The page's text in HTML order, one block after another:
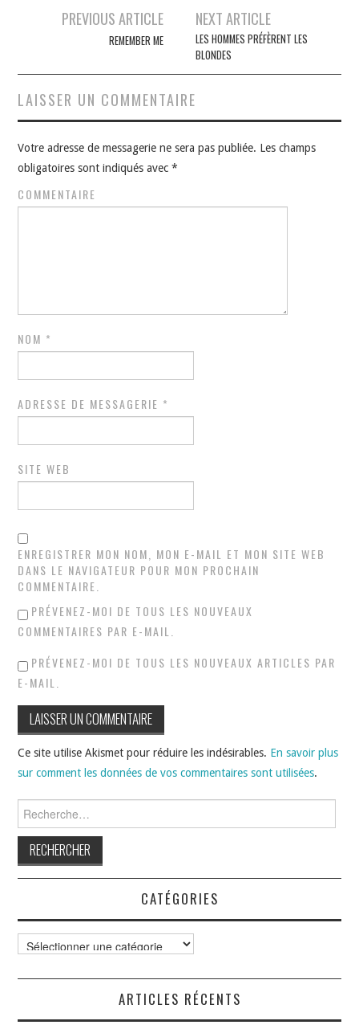
Navigation
PREVIOUS ARTICLE
REMEMBER ME
NEXT ARTICLE
LES HOMMES PRÉFÈRENT LES
BLONDES
LAISSER UN COMMENTAIRE
Votre adresse de messagerie ne sera pas publiée. Les champs
obligatoires sont indiqués avec*
COMMENTAIRE
NOM *
ADRESSE DE MESSAGERIE *
SITE WEB
ENREGISTRER MON NOM, MON E-MAIL ET MON SITE WEB
DANS LE NAVIGATEUR POUR MON PROCHAIN
COMMENTAIRE.
PRÉVENEZ-MOI DE TOUS LES NOUVEAUX
COMMENTAIRES PAR E-MAIL.
PRÉVENEZ-MOI DE TOUS LES NOUVEAUX ARTICLES PAR
E-MAIL.
Ce site utilise Akismet pour réduire les indésirables. En savoir plus
sur comment les données de vos commentaires sont utilisées.
Rechercher :
CATÉGORIES
Catégories
ARTICLES RÉCENTS